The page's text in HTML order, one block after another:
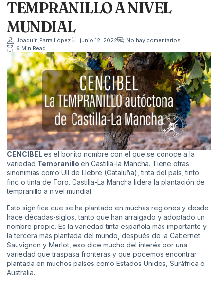
TEMPRANILLO A NIVEL
MUNDIAL
Joaquín Parra López junio 12, 2022
No hay comentarios
6 Min Read
CENCIBELes el bonito nombre con el que se conoce a la
variedad Tempranillo en Castilla-la Mancha. Tiene otras
sinonimias como Ull de Llebre (Cataluña), tinta del país, tinto
fino o tinta de Toro. Castilla-La Mancha lidera la plantación de
tempranillo a nivel mundial
Esto significa que se ha plantado en muchas regiones y desde
hace décadas-siglos, tanto que han arraigado y adoptado un
nombre propio. Es la variedad tinta española más importante y
la tercera más plantada del mundo, después de la Cabernet
Sauvignon y Merlot, eso dice mucho del interés por una
variedad que traspasa fronteras y que podemos encontrar
plantada en muchos países como Estados Unidos, Suráfrica o
Australia.